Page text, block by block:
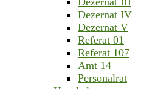
Dezernat IV
Dezernat V
Referat 01
Referat 107
Amt 14
Personalrat